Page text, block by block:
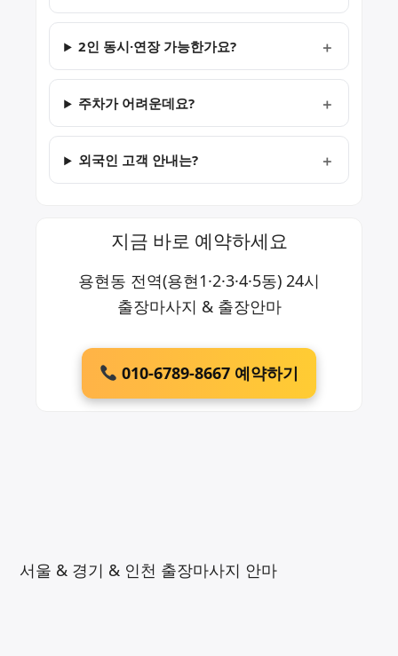
2인 동시·연장 가능한가요?
주차가 어려운데요?
외국인 고객 안내는?
지금 바로 예약하세요
용현동 전역(용현1·2·3·4·5동) 24시
출장마사지 & 출장안마
010-6789-8667 예약하기
서울 & 경기 & 인천 출장마사지 안마